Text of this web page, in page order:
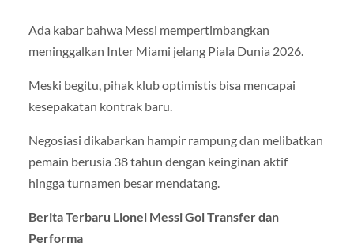
Ada kabar bahwa Messi mempertimbangkan
meninggalkan Inter Miami jelang Piala Dunia 2026.
Meski begitu, pihak klub optimistis bisa mencapai
kesepakatan kontrak baru.
Negosiasi dikabarkan hampir rampung dan melibatkan
pemain berusia 38 tahun dengan keinginan aktif
hingga turnamen besar mendatang.
Berita Terbaru Lionel Messi Gol Transfer dan
Performa